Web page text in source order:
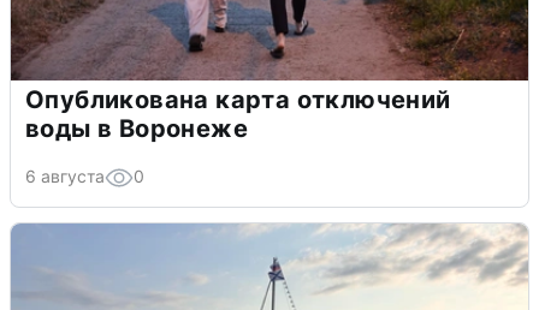
Опубликована карта отключений
воды в Воронеже
6 августа 0